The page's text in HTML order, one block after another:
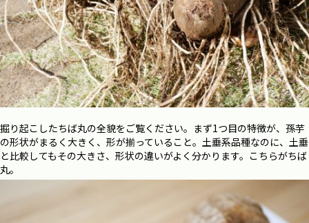
掘り起こしたちば丸の全貌をご覧ください。まず1つ目の特徴が、孫芋
の形状がまるく大きく、形が揃っていること。土垂系品種なのに、土垂
と比較してもその大きさ、形状の違いがよく分かります。こちらがちば
丸。